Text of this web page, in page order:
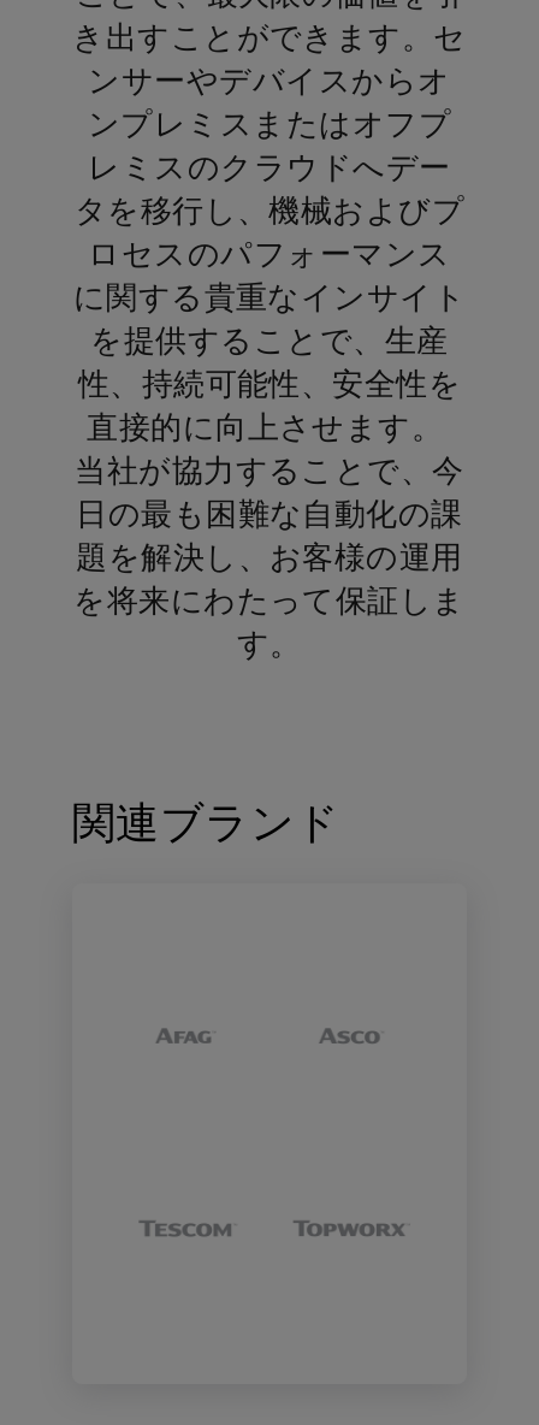
き出すことができます。セ
ンサーやデバイスからオ
ンプレミスまたはオフプ
レミスのクラウドへデー
タを移行し、機械およびプ
ロセスのパフォーマンス
に関する貴重なインサイト
を提供することで、生産
性、持続可能性、安全性を
直接的に向上させます。
当社が協力することで、今
日の最も困難な自動化の課
題を解決し、お客様の運用
を将来にわたって保証しま
す。
関連ブランド